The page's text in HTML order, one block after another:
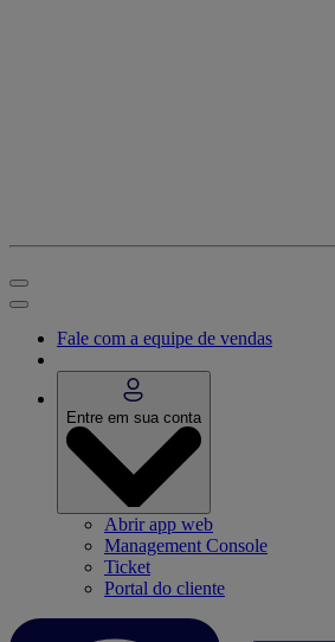
Fale com a equipe de vendas
Entre em sua conta
Abrir app web
Management Console
Ticket
Portal do cliente